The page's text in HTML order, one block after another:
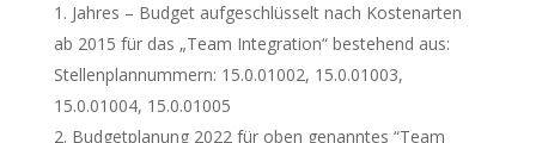
Jahres – Budget aufgeschlüsselt nach Kostenarten
ab 2015 für das „Team Integration“ bestehend aus:
Stellenplannummern: 15.0.01002, 15.0.01003,
15.0.01004, 15.0.01005
Budgetplanung 2022 für oben genanntes “Team